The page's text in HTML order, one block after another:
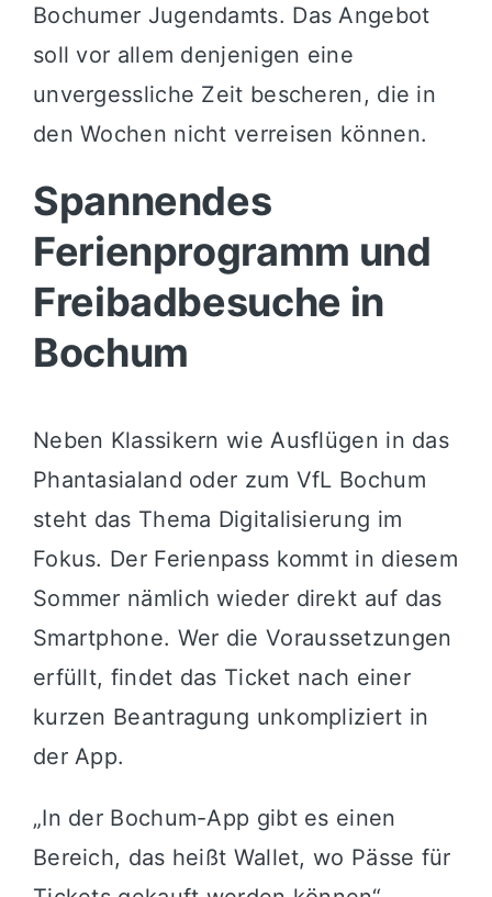
Bochumer Jugendamts. Das Angebot
soll vor allem denjenigen eine
unvergessliche Zeit bescheren, die in
den Wochen nicht verreisen können.
Spannendes
Ferienprogramm und
Freibadbesuche in
Bochum
Neben Klassikern wie Ausflügen in das
Phantasialand oder zum VfL Bochum
steht das Thema Digitalisierung im
Fokus. Der Ferienpass kommt in diesem
Sommer nämlich wieder direkt auf das
Smartphone. Wer die Voraussetzungen
erfüllt, findet das Ticket nach einer
kurzen Beantragung unkompliziert in
der App.
„In der Bochum-App gibt es einen
Bereich, das heißt Wallet, wo Pässe für